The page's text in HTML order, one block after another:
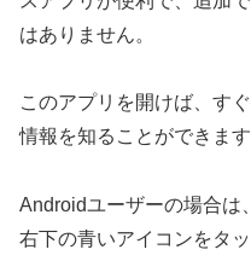
はありません。
このアプリを開けば、す
情報を知ることができます
Androidユーザーの場合は
右下の青いアイコンをタ